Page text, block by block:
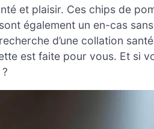
et plaisir. Ces chips de
également un en-cas
d’une collation santé
est faite pour vous. Et si